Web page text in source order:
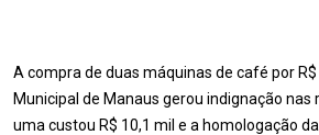
A compra de duas máquinas de café por
Municipal de Manaus gerou indignação nas
uma custou R$ 10,1 mil e a homologação